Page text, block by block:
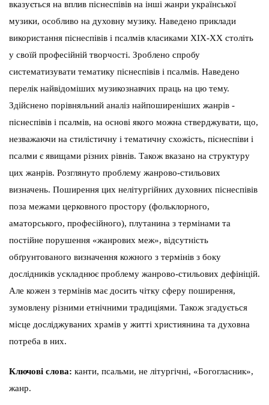
вказується на вплив піснеспівів на інші жанри української
музики, особливо на духовну музику. Наведено приклади
використання піснеспівів і псалмів класиками XIX-XX століть
у своїй професійній творчості. Зроблено спробу
систематизувати тематику піснеспівів і псалмів. Наведено
перелік найвідоміших музикознавчих праць на цю тему.
Здійснено порівняльний аналіз найпоширеніших жанрів -
піснеспівів і псалмів, на основі якого можна стверджувати, що,
незважаючи на стилістичну і тематичну схожість, піснеспіви і
псалми є явищами різних рівнів. Також вказано на структуру
цих жанрів. Розглянуто проблему жанрово-стильових
визначень. Поширення цих нелітургійних духовних піснеспівів
поза межами церковного простору (фольклорного,
аматорського, професійного), плутанина з термінами та
постійне порушення «жанрових меж», відсутність
обґрунтованого визначення кожного з термінів з боку
дослідників ускладнює проблему жанрово-стильових дефініцій.
Але кожен з термінів має досить чітку сферу поширення,
зумовлену різними етнічними традиціями. Також згадується
місце досліджуваних храмів у житті християнина та духовна
потреба в них.
Ключові слова: канти, псальми, не літургічні, «Богогласник»,
жанр.